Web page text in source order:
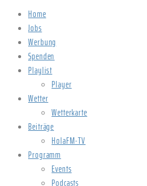
Home
Jobs
Werbung
Spenden
Playlist
Player
Wetter
Wetterkarte
Beiträge
HolaFM-TV
Programm
Events
Podcasts